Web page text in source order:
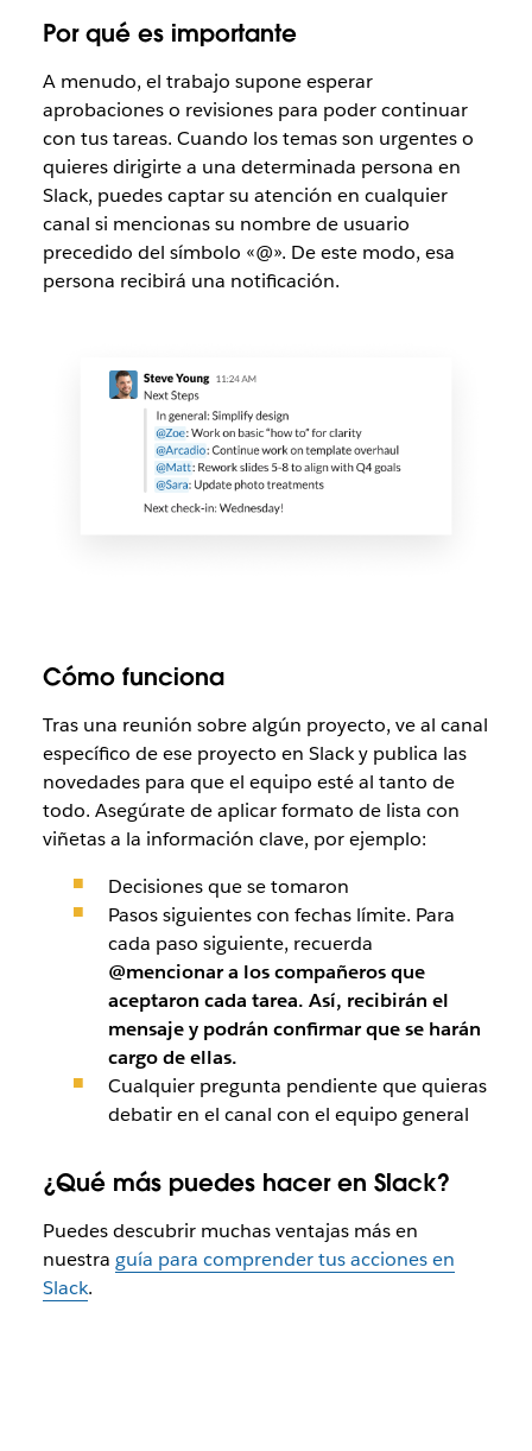
Por qué es importante
A menudo, el trabajo supone esperar
aprobaciones o revisiones para poder continuar
con tus tareas. Cuando los temas son urgentes o
quieres dirigirte a una determinada persona en
Slack, puedes captar su atención en cualquier
canal si mencionas su nombre de usuario
precedido del símbolo «@». De este modo, esa
persona recibirá una notificación.
Cómo funciona
Tras una reunión sobre algún proyecto, ve al canal
específico de ese proyecto en Slack y publica las
novedades para que el equipo esté al tanto de
todo. Asegúrate de aplicar formato de lista con
viñetas a la información clave, por ejemplo:
Decisiones que se tomaron
Pasos siguientes con fechas límite. Para
cada paso siguiente, recuerda
@mencionar a los compañeros que
aceptaron cada tarea. Así, recibirán el
mensaje y podrán confirmar que se harán
cargo de ellas.
Cualquier pregunta pendiente que quieras
debatir en el canal con el equipo general
¿Qué más puedes hacer en Slack?
Puedes descubrir muchas ventajas más en
nuestra guía para comprender tus acciones en
Slack.